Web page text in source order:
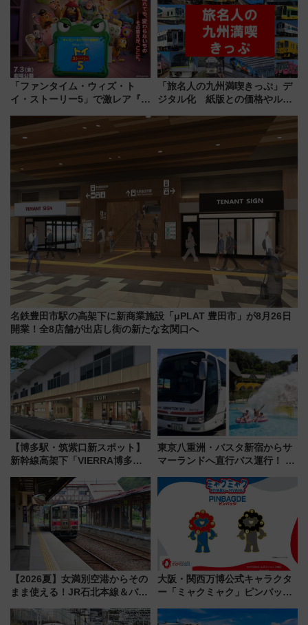
光まとめ（7/28開催）
「ファンタイム・ウィズ・ト
イ・ストーリー5」で激レア『ロ
デコレーションも徹底解説
「旅名人の九州満喫きっぷ」デ
ジタル化 紙版との価格やルー
名鉄豊田市駅の高架下に新商業施設「μPLAT 豊田市」が8月26日
開業！全8店舗が出店し街の新たな玄関口へ
【博多駅・筑紫口新スポット】
新幹線高架下「VIERRA博多テ
など注目の全6店舗 「博多活憩
通り」も一新
東京八重洲・バスタ新宿からサ
マーランドへ直行バス運行！ お
推し活を楽しもう！（2026年
8/1～31）
【2026夏】女満別空港からその
まま使える！JR石北本線＆バス
ーパス」でおトクに道東観光
大阪・関西万博公式キャラクタ
ー「ミャクミャク」ピンバッジ
中旬発売